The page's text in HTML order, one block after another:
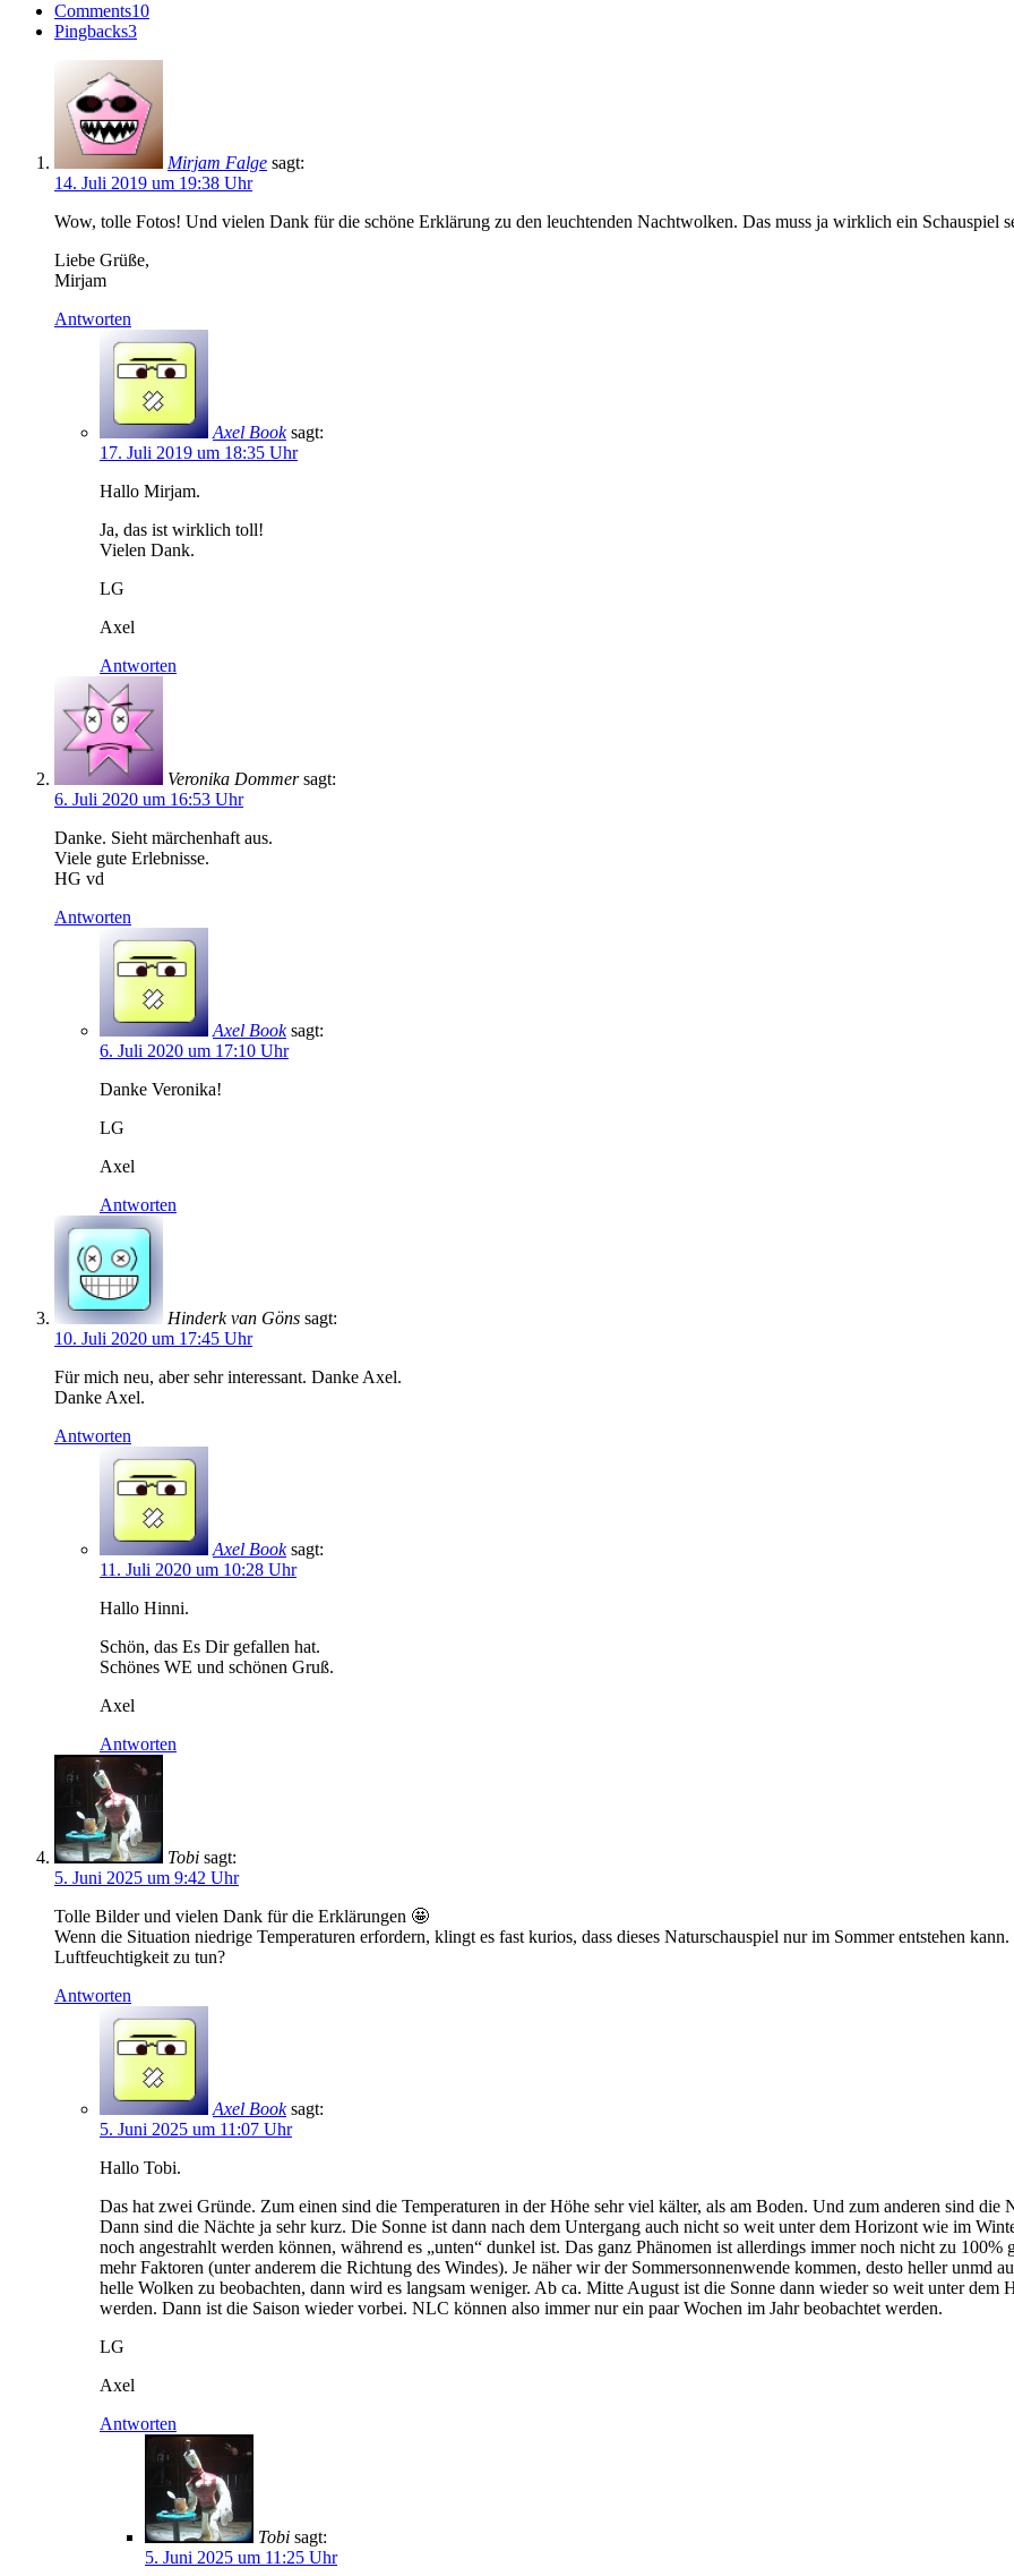
Comments10
Pingbacks3
Mirjam Falge sagt:
14. Juli 2019 um 19:38 Uhr
Wow, tolle Fotos! Und vielen Dank für die schöne Erklärung zu den leuchtenden Nachtwolken. Das muss ja wirklich ein Schauspiel
Liebe Grüße,
Mirjam
Antworten
Axel Book sagt:
17. Juli 2019 um 18:35 Uhr
Hallo Mirjam.
Ja, das ist wirklich toll!
Vielen Dank.
LG
Axel
Antworten
Veronika Dommer sagt:
6. Juli 2020 um 16:53 Uhr
Danke. Sieht märchenhaft aus.
Viele gute Erlebnisse.
HG vd
Antworten
Axel Book sagt:
6. Juli 2020 um 17:10 Uhr
Danke Veronika!
LG
Axel
Antworten
Hinderk van Göns sagt:
10. Juli 2020 um 17:45 Uhr
Für mich neu, aber sehr interessant. Danke Axel.
Danke Axel.
Antworten
Axel Book sagt:
11. Juli 2020 um 10:28 Uhr
Hallo Hinni.
Schön, das Es Dir gefallen hat.
Schönes WE und schönen Gruß.
Axel
Antworten
Tobi sagt:
5. Juni 2025 um 9:42 Uhr
Tolle Bilder und vielen Dank für die Erklärungen 🤩
Wenn die Situation niedrige Temperaturen erfordern, klingt es fast kurios, dass dieses Naturschauspiel nur im Sommer entstehen
Luftfeuchtigkeit zu tun?
Antworten
Axel Book sagt:
5. Juni 2025 um 11:07 Uhr
Hallo Tobi.
Das hat zwei Gründe. Zum einen sind die Temperaturen in der Höhe sehr viel kälter, als am Boden. Und zum anderen sind
Dann sind die Nächte ja sehr kurz. Die Sonne ist dann nach dem Untergang auch nicht so weit unter dem Horizont wie im
noch angestrahlt werden können, während es „unten“ dunkel ist. Das ganz Phänomen ist allerdings immer noch nicht zu
mehr Faktoren (unter anderem die Richtung des Windes). Je näher wir der Sommersonnenwende kommen, desto heller unmd
helle Wolken zu beobachten, dann wird es langsam weniger. Ab ca. Mitte August ist die Sonne dann wieder so weit unter
werden. Dann ist die Saison wieder vorbei. NLC können also immer nur ein paar Wochen im Jahr beobachtet werden.
LG
Axel
Antworten
Tobi sagt:
5. Juni 2025 um 11:25 Uhr